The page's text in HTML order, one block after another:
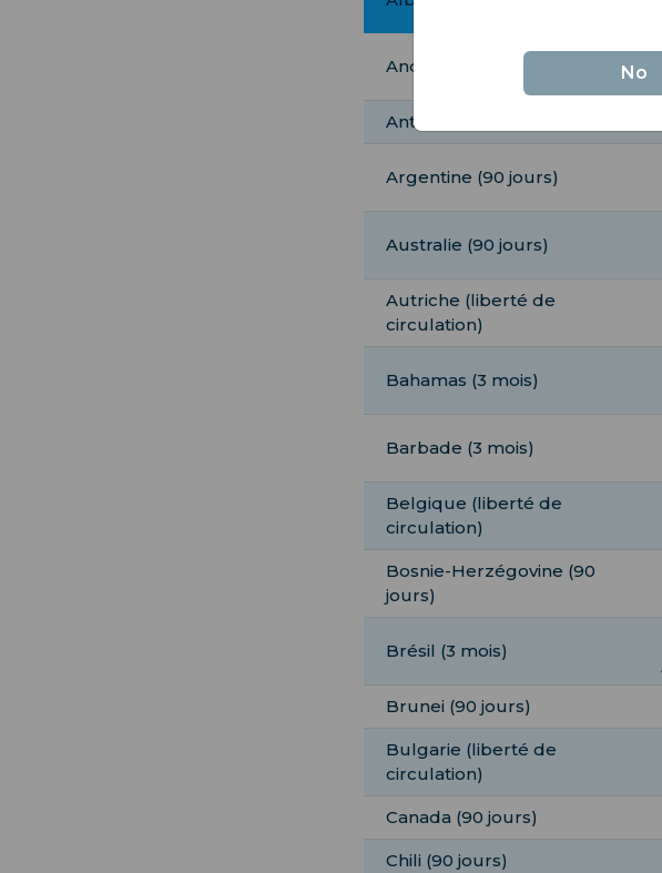
Andorre (90 jours)
Antigua-et-Barbuda (3 mois)
Argentine (90 jours)
Australie (90 jours)
Autriche (liberté de
circulation)
Bahamas (3 mois)
Barbade (3 mois)
Belgique (liberté de
circulation)
Bosnie-Herzégovine (90
jours)
Brésil (3 mois)
Brunei (90 jours)
Bulgarie (liberté de
circulation)
Canada (90 jours)
Chili (90 jours)
No